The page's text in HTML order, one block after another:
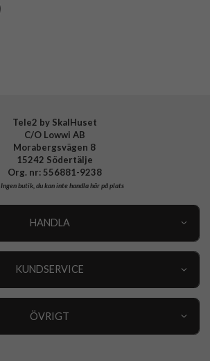
Tele2 by SkalHuset
C/O Lowwi AB
Morabergsvägen 8
15242 Södertälje
Org. nr: 556881-9238
Ingen butik, du kan inte handla här på plats
HANDLA
KUNDSERVICE
ÖVRIGT